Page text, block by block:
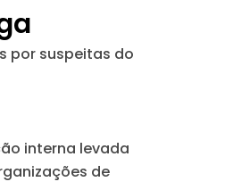
por suspeitas do
interna levada
de